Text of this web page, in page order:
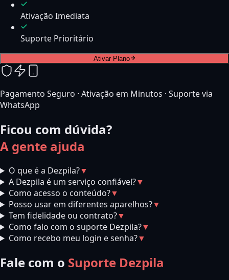
Ativação Imediata
Suporte Prioritário
Ativar Plano
Pagamento Seguro · Ativação em Minutos · Suporte via
WhatsApp
Ficou com dúvida?
A gente ajuda
O que é a Dezpila?▼
A Dezpila é um serviço confiável?▼
Como acesso o conteúdo?▼
Posso usar em diferentes aparelhos?▼
Tem fidelidade ou contrato?▼
Como falo com o suporte Dezpila?▼
Como recebo meu login e senha?▼
Fale com o Suporte Dezpila